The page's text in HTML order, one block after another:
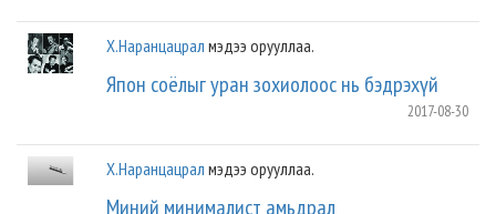
Х.Наранцацрал мэдээ орууллаа.
Япон соёлыг уран зохиолоос нь бэдрэхүй
2017-08-30
Х.Наранцацрал мэдээ орууллаа.
Миний минималист амьдрал